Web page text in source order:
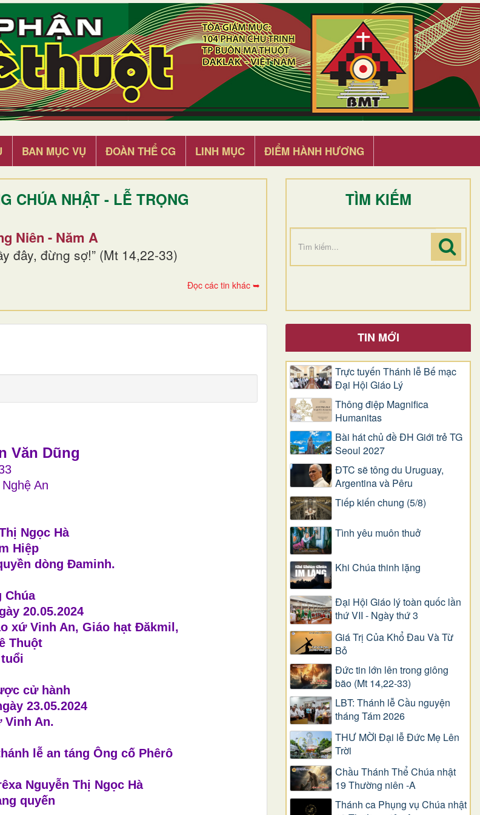
BAN MỤC VỤ ĐOÀN THỂ CG LINH MỤC ĐIỂM HÀNH HƯƠNG
CHÚA NHẬT - LỄ TRỌNG
Niên - Năm A
đây, đừng sợ!” (Mt 14,22-33)
Đọc các tin khác ➥
TÌM KIẾM
Văn Dũng
An
Ngọc Hà
Hiệp
dòng Đaminh.
Chúa
20.05.2024
xứ Vinh An, Giáo hạt Đăkmil,
Thuột
cử hành
23.05.2024
Vinh An.
lễ an táng Ông cố Phêrô
Nguyễn Thị Ngọc Hà
quyến
TIN MỚI
Trực tuyến Thánh lễ Bế mạc
Đại Hội Giáo Lý
Thông điệp Magnifica
Humanitas
Bài hát chủ đề ĐH Giới trẻ TG
Seoul 2027
ĐTC sẽ tông du Uruguay,
Argentina và Pêru
Tiếp kiến chung (5/8)
Tình yêu muôn thuở
Khi Chúa thinh lặng
Đại Hội Giáo lý toàn quốc lần
thứ VII - Ngày thứ 3
Giá Trị Của Khổ Ðau Và Từ
Bỏ
Đức tin lớn lên trong giông
bão (Mt 14,22-33)
LBT: Thánh lễ Cầu nguyện
tháng Tám 2026
THƯ MỜI Đại lễ Đức Mẹ Lên
Trời
Chầu Thánh Thể Chúa nhật
19 Thường niên -A
Thánh ca Phụng vụ Chúa nhật